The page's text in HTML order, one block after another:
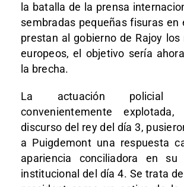
la batalla de la prensa
sembradas pequeñas fisuras en
prestan al gobierno de Rajoy
europeos, el objetivo sería
la brecha.
La actuación policial
convenientemente
discurso del rey del día 3,
a Puigdemont una respuesta
apariencia conciliadora en su
institucional del día 4. Se trata